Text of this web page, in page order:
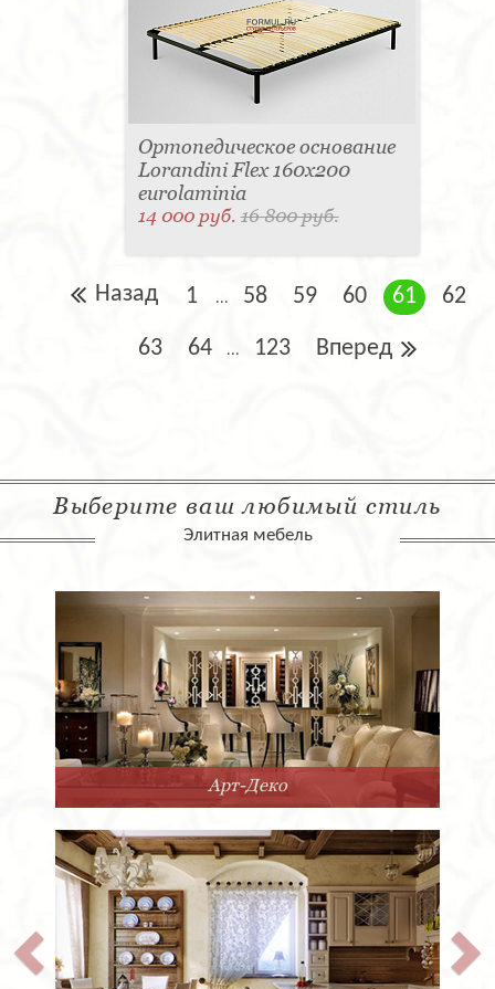
Ортопедическое основание
Lorandini Flex 160x200
eurolaminia
14 000 руб.16 800 руб.
Назад 1 ... 58 59 60 61 62
63 64 ... 123 Вперед
Выберите ваш любимый стиль
Элитная мебель
Арт-Деко